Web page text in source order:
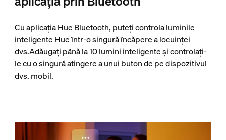
Cu aplicația Hue Bluetooth, puteți controla luminile
inteligente Hue într-o singură încăpere a locuinței
dvs.Adăugați până la 10 lumini inteligente și controlați-
le cu o singură atingere a unui buton de pe dispozitivul
dvs. mobil.